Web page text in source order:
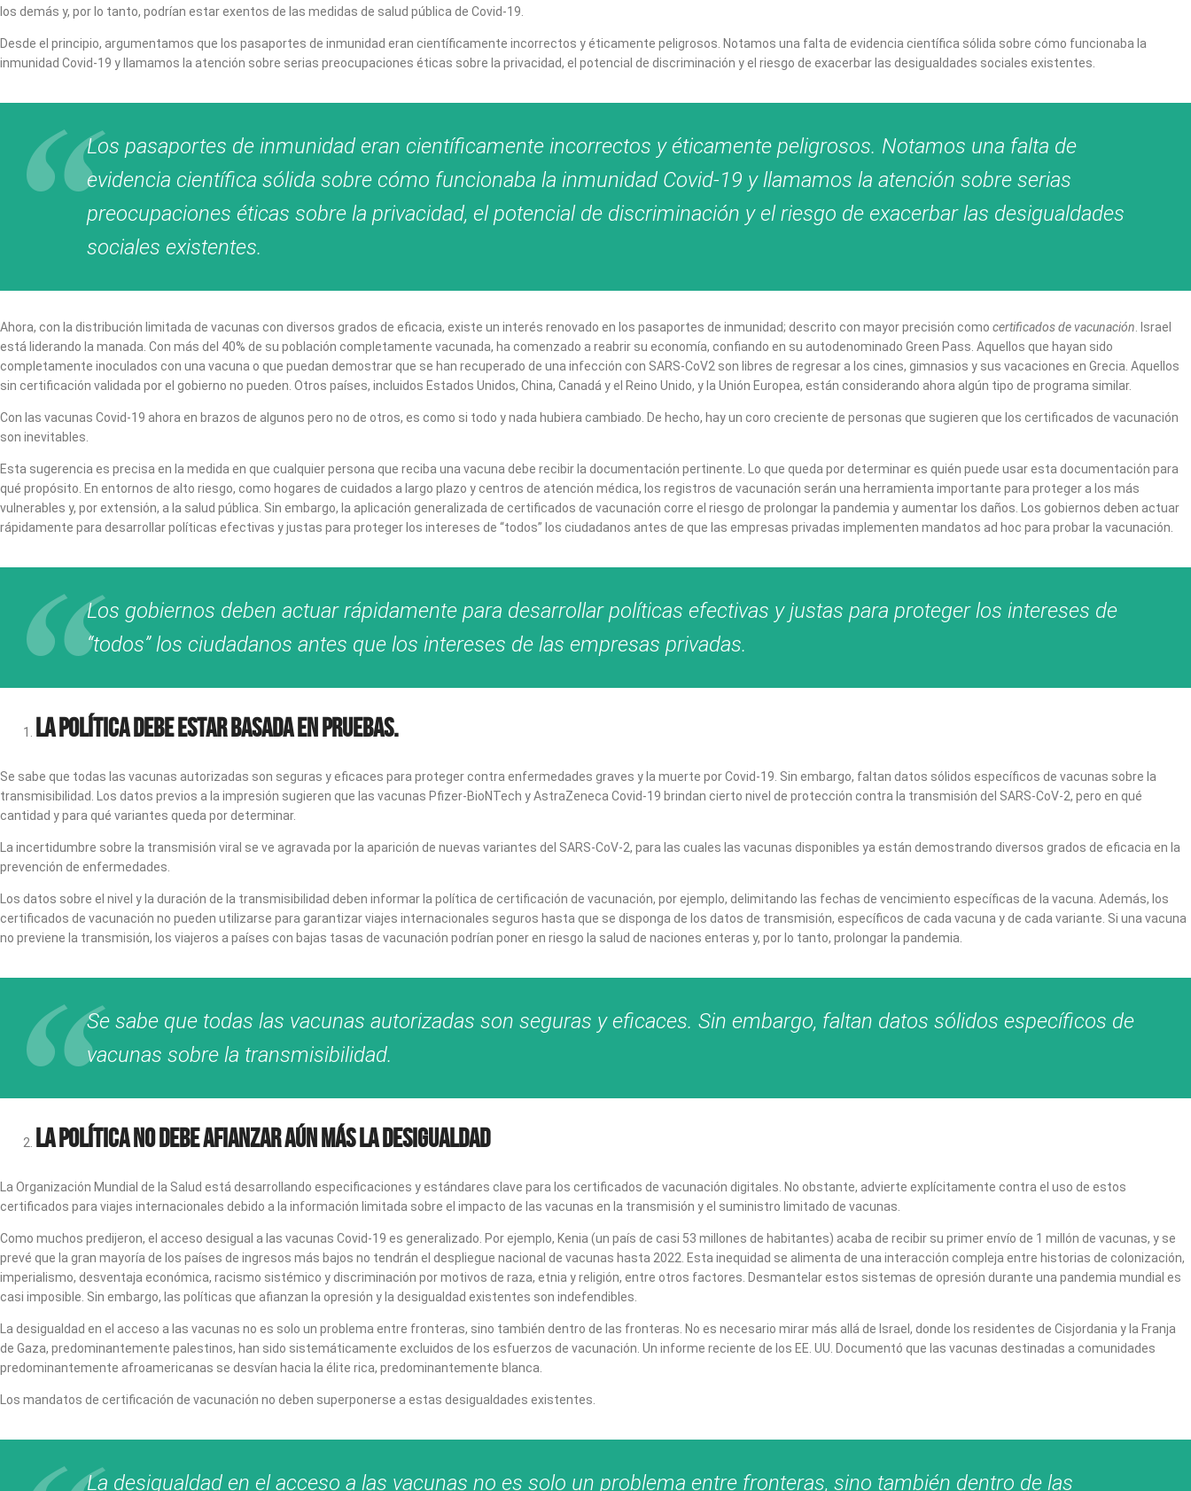
los demás y, por lo tanto, podrían estar exentos de las medidas de salud pública de Covid-19.
Desde el principio, argumentamos que los pasaportes de inmunidad eran científicamente incorrectos y éticamente peligrosos. Notamos una falta de evidencia científica sólida sobre cómo funcionaba la
inmunidad Covid-19 y llamamos la atención sobre serias preocupaciones éticas sobre la privacidad, el potencial de discriminación y el riesgo de exacerbar las desigualdades sociales existentes.
Los pasaportes de inmunidad eran científicamente incorrectos y éticamente peligrosos. Notamos una falta de
evidencia científica sólida sobre cómo funcionaba la inmunidad Covid-19 y llamamos la atención sobre serias
preocupaciones éticas sobre la privacidad, el potencial de discriminación y el riesgo de exacerbar las desigualdades
sociales existentes.
Ahora, con la distribución limitada de vacunas con diversos grados de eficacia, existe un interés renovado en los pasaportes de inmunidad; descrito con mayor precisión como certificados de vacunación . Israel
está liderando la manada. Con más del 40% de su población completamente vacunada, ha comenzado a reabrir su economía, confiando en su autodenominado Green Pass. Aquellos que hayan sido
completamente inoculados con una vacuna o que puedan demostrar que se han recuperado de una infección con SARS-CoV2 son libres de regresar a los cines, gimnasios y sus vacaciones en Grecia. Aquellos
sin certificación validada por el gobierno no pueden. Otros países, incluidos Estados Unidos, China, Canadá y el Reino Unido, y la Unión Europea, están considerando ahora algún tipo de programa similar.
Con las vacunas Covid-19 ahora en brazos de algunos pero no de otros, es como si todo y nada hubiera cambiado. De hecho, hay un coro creciente de personas que sugieren que los certificados de vacunación
son inevitables.
Esta sugerencia es precisa en la medida en que cualquier persona que reciba una vacuna debe recibir la documentación pertinente. Lo que queda por determinar es quién puede usar esta documentación para
qué propósito. En entornos de alto riesgo, como hogares de cuidados a largo plazo y centros de atención médica, los registros de vacunación serán una herramienta importante para proteger a los más
vulnerables y, por extensión, a la salud pública. Sin embargo, la aplicación generalizada de certificados de vacunación corre el riesgo de prolongar la pandemia y aumentar los daños. Los gobiernos deben actuar
rápidamente para desarrollar políticas efectivas y justas para proteger los intereses de “todos” los ciudadanos antes de que las empresas privadas implementen mandatos ad hoc para probar la vacunación.
Los gobiernos deben actuar rápidamente para desarrollar políticas efectivas y justas para proteger los intereses de
“todos” los ciudadanos antes que los intereses de las empresas privadas.
La política debe estar basada en pruebas.
Se sabe que todas las vacunas autorizadas son seguras y eficaces para proteger contra enfermedades graves y la muerte por Covid-19. Sin embargo, faltan datos sólidos específicos de vacunas sobre la
transmisibilidad. Los datos previos a la impresión sugieren que las vacunas Pfizer-BioNTech y AstraZeneca Covid-19 brindan cierto nivel de protección contra la transmisión del SARS-CoV-2, pero en qué
cantidad y para qué variantes queda por determinar.
La incertidumbre sobre la transmisión viral se ve agravada por la aparición de nuevas variantes del SARS-CoV-2, para las cuales las vacunas disponibles ya están demostrando diversos grados de eficacia en la
prevención de enfermedades.
Los datos sobre el nivel y la duración de la transmisibilidad deben informar la política de certificación de vacunación, por ejemplo, delimitando las fechas de vencimiento específicas de la vacuna. Además, los
certificados de vacunación no pueden utilizarse para garantizar viajes internacionales seguros hasta que se disponga de los datos de transmisión, específicos de cada vacuna y de cada variante. Si una vacuna
no previene la transmisión, los viajeros a países con bajas tasas de vacunación podrían poner en riesgo la salud de naciones enteras y, por lo tanto, prolongar la pandemia.
Se sabe que todas las vacunas autorizadas son seguras y eficaces. Sin embargo, faltan datos sólidos específicos de
vacunas sobre la transmisibilidad.
La política no debe afianzar aún más la desigualdad
La Organización Mundial de la Salud está desarrollando especificaciones y estándares clave para los certificados de vacunación digitales. No obstante, advierte explícitamente contra el uso de estos
certificados para viajes internacionales debido a la información limitada sobre el impacto de las vacunas en la transmisión y el suministro limitado de vacunas.
Como muchos predijeron, el acceso desigual a las vacunas Covid-19 es generalizado. Por ejemplo, Kenia (un país de casi 53 millones de habitantes) acaba de recibir su primer envío de 1 millón de vacunas, y se
prevé que la gran mayoría de los países de ingresos más bajos no tendrán el despliegue nacional de vacunas hasta 2022. Esta inequidad se alimenta de una interacción compleja entre historias de colonización,
imperialismo, desventaja económica, racismo sistémico y discriminación por motivos de raza, etnia y religión, entre otros factores. Desmantelar estos sistemas de opresión durante una pandemia mundial es
casi imposible. Sin embargo, las políticas que afianzan la opresión y la desigualdad existentes son indefendibles.
La desigualdad en el acceso a las vacunas no es solo un problema entre fronteras, sino también dentro de las fronteras. No es necesario mirar más allá de Israel, donde los residentes de Cisjordania y la Franja
de Gaza, predominantemente palestinos, han sido sistemáticamente excluidos de los esfuerzos de vacunación. Un informe reciente de los EE. UU. Documentó que las vacunas destinadas a comunidades
predominantemente afroamericanas se desvían hacia la élite rica, predominantemente blanca.
Los mandatos de certificación de vacunación no deben superponerse a estas desigualdades existentes.
La desigualdad en el acceso a las vacunas no es solo un problema entre fronteras, sino también dentro de las